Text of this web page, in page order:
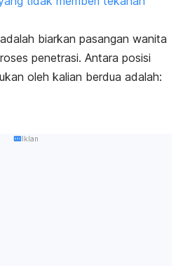
biarkan pasangan wanita
penetrasi. Antara posisi
oleh kalian berdua adalah:
Iklan